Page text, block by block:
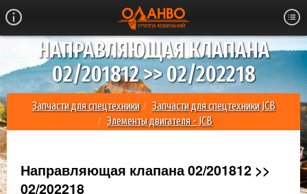
НАПРАВЛЯЮЩАЯ КЛАПАНА
02/201812 >> 02/202218
Запчасти для спецтехники
Запчасти для спецтехники JCB
Элементы двигателя - JCB
Направляющая клапана 02/201812 >>
02/202218